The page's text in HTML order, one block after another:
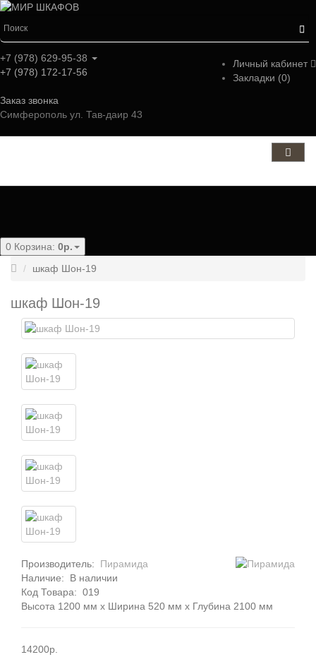
Личный кабинет
Закладки (0)
+7 (978) 629-95-38
+7 (978) 172-17-56
Заказ звонка
Симферополь ул. Тав-даир 43
0 Корзина: 0р.
шкаф Шон-19
шкаф Шон-19
Производитель:
Пирамида
Наличие: В наличии
Код Товара: 019
Высота 1200 мм x Ширина 520 мм x Глубина 2100 мм
14200р.